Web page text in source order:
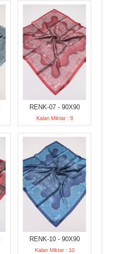
RENK-07 - 90X90
Kalan Miktar : 9
RENK-10 - 90X90
Kalan Miktar : 10